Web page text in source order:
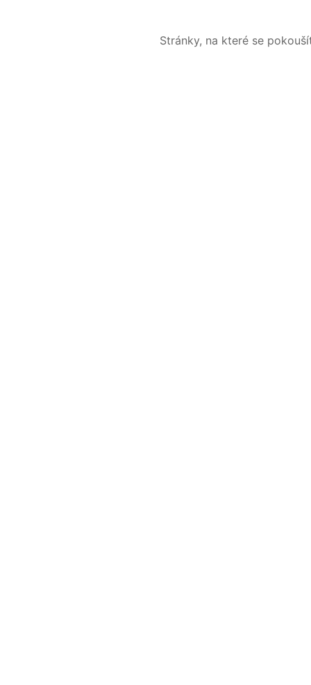
Stránky, na které se